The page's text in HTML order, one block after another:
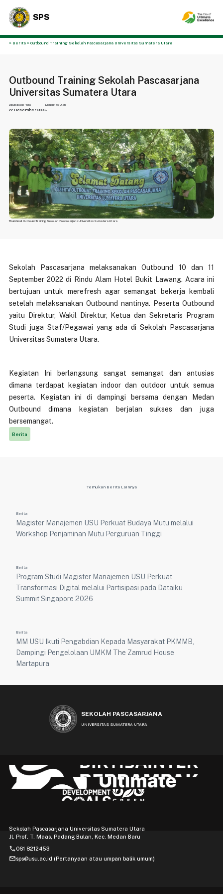
SPS
> Berita > Outbound Training Sekolah Pascasarjana Universitas Sumatera Utara
Outbound Training Sekolah Pascasarjana
Universitas Sumatera Utara
Dipublikasi Pada
22 Desember 2022
Dipublikasi Oleh
-
Thumbnail Outbound Training Sekolah Pascasarjana Universitas Sumatera Utara
Sekolah Pascasarjana melaksanakan Outbound 10 dan 11
September 2022 di Rindu Alam Hotel Bukit Lawang. Acara ini
bertujuan untuk merefresh agar semangat bekerja kembali
setelah melaksanakan Outbound nantinya. Peserta Outbound
yaitu Direktur, Wakil Direktur, Ketua dan Sekretaris Program
Studi juga Staf/Pegawai yang ada di Sekolah Pascasarjana
Universitas Sumatera Utara.
Kegiatan Ini berlangsung sangat semangat dan antusias
dimana terdapat kegiatan indoor dan outdoor untuk semua
peserta. Kegiatan ini di dampingi bersama dengan Medan
Outbound dimana kegiatan berjalan sukses dan juga
bersemangat.
Berita
Temukan Berita Lainnya
Berita
Magister Manajemen USU Perkuat Budaya Mutu melalui
Workshop Penjaminan Mutu Perguruan Tinggi
Berita
Program Studi Magister Manajemen USU Perkuat
Transformasi Digital melalui Partisipasi pada Dataiku
Summit Singapore 2026
Berita
MM USU Ikuti Pengabdian Kepada Masyarakat PKMMB,
Dampingi Pengelolaan UMKM The Zamrud House
Martapura
SEKOLAH PASCASARJANA
UNIVERSITAS SUMATERA UTARA
Sekolah Pascasarjana Universitas Sumatera Utara
Jl. Prof. T. Maas, Padang Bulan, Kec. Medan Baru
phone061 8212453
mailsps@usu.ac.id (Pertanyaan atau umpan balik umum)